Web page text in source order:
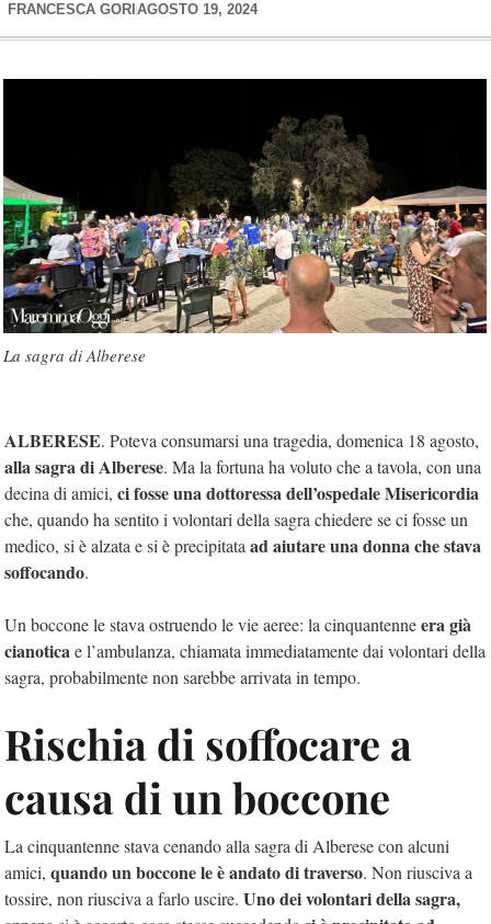
FRANCESCA GORI AGOSTO 19, 2024
La sagra di Alberese
ALBERESE. Poteva consumarsi una tragedia, domenica 18 agosto,
alla sagra di Alberese. Ma la fortuna ha voluto che a tavola, con una
decina di amici, ci fosse una dottoressa dell’ospedale Misericordia
che, quando ha sentito i volontari della sagra chiedere se ci fosse un
medico, si è alzata e si è precipitata ad aiutare una donna che stava
soffocando.
Un boccone le stava ostruendo le vie aeree: la cinquantenneera già
cianoticae l’ambulanza, chiamata immediatamente dai volontari della
sagra, probabilmente non sarebbe arrivata in tempo.
Rischia di soffocare a
causa di un boccone
La cinquantenne stava cenando alla sagra di Alberese con alcuni
amici, quando un boccone le è andato di traverso. Non riusciva a
tossire, non riusciva a farlo uscire. Uno dei volontari della sagra,